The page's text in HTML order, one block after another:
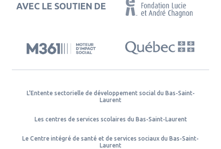
AVEC LE SOUTIEN DE
L'Entente sectorielle de développement social du Bas-Saint-
Laurent
Les centres de services scolaires du Bas-Saint-Laurent
Le Centre intégré de santé et de services sociaux du Bas-Saint-
Laurent